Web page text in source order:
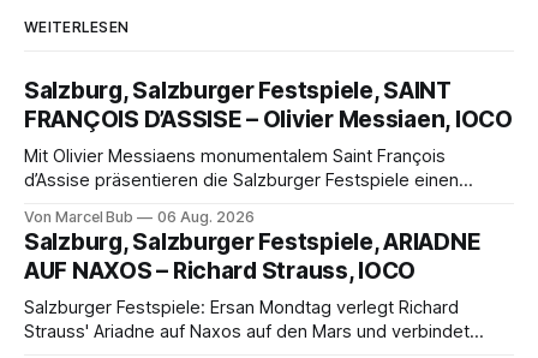
WEITERLESEN
Salzburg, Salzburger Festspiele, SAINT
FRANÇOIS D’ASSISE – Olivier Messiaen, IOCO
Mit Olivier Messiaens monumentalem Saint François
d’Assise präsentieren die Salzburger Festspiele einen
eine bildgewaltige Inszenierung, Maxime Pascal entfaltet
die komplexe Partitur eindrucksvoll, Philippe Sly berührt als
Franziskus.
Von Marcel Bub 06 Aug. 2026
Salzburg, Salzburger Festspiele, ARIADNE
AUF NAXOS – Richard Strauss, IOCO
Salzburger Festspiele: Ersan Mondtag verlegt Richard
Strauss' Ariadne auf Naxos auf den Mars und verbindet